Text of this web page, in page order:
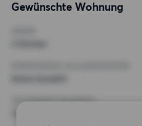
Gewünschte Wohnung
HÖCHSTMIETE (KALTMIETE)